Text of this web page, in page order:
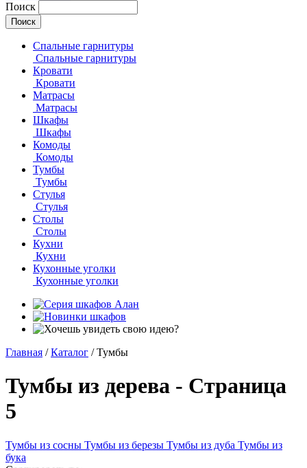
Поиск
Спальные гарнитуры
Спальные гарнитуры
Кровати
Кровати
Матрасы
Матрасы
Шкафы
Шкафы
Комоды
Комоды
Тумбы
Тумбы
Стулья
Стулья
Столы
Столы
Кухни
Кухни
Кухонные уголки
Кухонные уголки
Главная / Каталог / Тумбы
Тумбы из дерева - Страница
5
Тумбы из сосны Тумбы из березы Тумбы из дуба Тумбы из
бука